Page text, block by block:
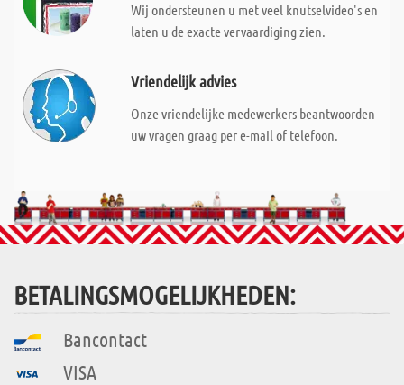
Wij ondersteunen u met veel knutselvideo's en
laten u de exacte vervaardiging zien.
Vriendelijk advies
Onze vriendelijke medewerkers beantwoorden
uw vragen graag per e-mail of telefoon.
BETALINGSMOGELIJKHEDEN:
Bancontact
VISA